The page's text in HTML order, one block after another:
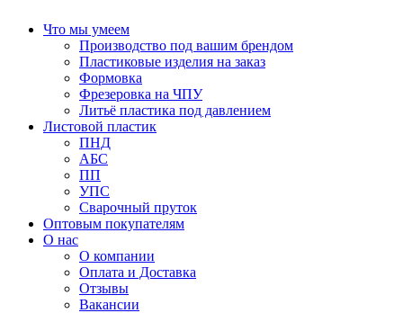
Что мы умеем
Производство под вашим брендом
Пластиковые изделия на заказ
Формовка
Фрезеровка на ЧПУ
Литьё пластика под давлением
Листовой пластик
ПНД
АБС
ПП
УПС
Сварочный пруток
Оптовым покупателям
О нас
О компании
Оплата и Доставка
Отзывы
Вакансии